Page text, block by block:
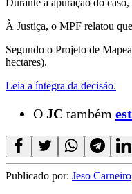
Durante a apuração do
À Justiça, o MPF relatou
Segundo o Projeto de
hectares).
Leia a íntegra da decisão.
O JC também
Publicado por: Jeso Carneiro